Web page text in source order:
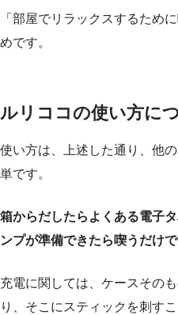
「部屋でリラックスするため
めです。
ルリココの使い方に
使い方は、上述した通り、他
単です。
箱からだしたらよくある電子
ンプが準備できたら喫うだけで
充電に関しては、ケースその
り、そこにスティックを刺す